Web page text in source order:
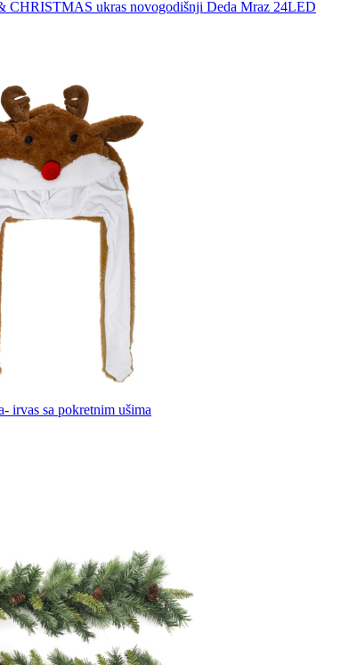
CHRISTMAS ukras novogodišnji Deda Mraz 24LED
irvas sa pokretnim ušima